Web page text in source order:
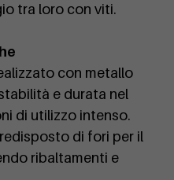
tra loro con viti.
con metallo
e durata nel
di utilizzo intenso.
di fori per il
ribaltamenti e